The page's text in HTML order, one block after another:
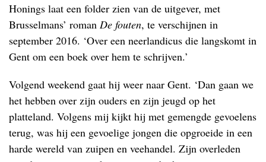
Honings laat een folder zien van de uitgever, met
Brusselmans’ roman De fouten, te verschijnen in
september 2016. ‘Over een neerlandicus die langskomt in
Gent om een boek over hem te schrijven.’
Volgend weekend gaat hij weer naar Gent. ‘Dan gaan we
het hebben over zijn ouders en zijn jeugd op het
platteland. Volgens mij kijkt hij met gemengde gevoelens
terug, was hij een gevoelige jongen die opgroeide in een
harde wereld van zuipen en veehandel. Zijn overleden